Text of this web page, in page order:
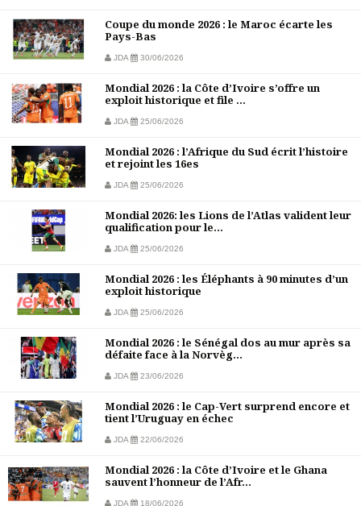
Coupe du monde 2026 : le Maroc écarte les
Pays-Bas
JDA 30/06/2026
Mondial 2026 : la Côte d’Ivoire s’offre un
exploit historique et file ...
JDA 25/06/2026
Mondial 2026 : l’Afrique du Sud écrit l’histoire
et rejoint les 16es
JDA 25/06/2026
Mondial 2026: les Lions de l’Atlas valident leur
qualification pour le...
JDA 25/06/2026
Mondial 2026 : les Éléphants à 90 minutes d’un
exploit historique
JDA 25/06/2026
Mondial 2026 : le Sénégal dos au mur après sa
défaite face à la Norvèg...
JDA 23/06/2026
Mondial 2026 : le Cap-Vert surprend encore et
tient l’Uruguay en échec
JDA 22/06/2026
Mondial 2026 : la Côte d’Ivoire et le Ghana
sauvent l’honneur de l’Afr...
JDA 18/06/2026